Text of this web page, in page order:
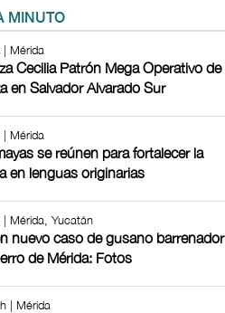
MINUTO
Mérida
Cecilia Patrón Mega Operativo de
en Salvador Alvarado Sur
Mérida
se reúnen para fortalecer la
en lenguas originarias
| Mérida, Yucatán
nuevo caso de gusano barrenador
de Mérida: Fotos
| Mérida